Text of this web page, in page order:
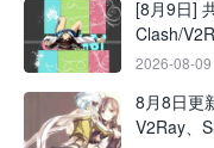
[8月9日]
Clash/
2026-08-09
8月8日更
V2Ray、